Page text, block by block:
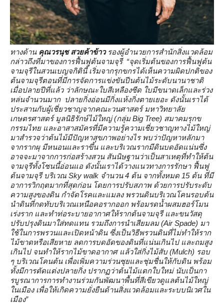
ทางด้านคุณวรนุช สวยค้าข้าวรองผู้อำนวยการสำนักสิ่งแวดล้อม
กล่าวถึงที่มาของการฟื้นฟูต้นจามจุรี “จุดเริ่มต้นของการฟื้นฟูต้น
จามจุรีในสวนเบญจกิตินี้ เริ่มจากรุกขกรได้เห็นความผิดปกติของ
ต้นจามจุรีตอนที่มีการจัดการแข่งขันปีนต้นไม้ระดับนานาชาติ
เมื่อปลายปีที่แล้ว ว่าลักษณะใบสีเหลืองซีด ใบมีขนาดเล็กและร่วง
หล่นจำนวนมาก ปลายกิ่งอ่อนมีกิ่งแห้งกิ่งตายเยอะ ดังนั้นเราได้
ประสานกับผู้เชี่ยวชาญจากคณะวนศาสตร์ มหาวิทยาลัย
เกษตรศาสตร์ มูลนิธิรักษ์ไม้ใหญ่ (กลุ่มBig Tree) สมาคมรุกข
กรรมไทย และอาสาสมัครที่มีความรู้ความเชี่ยวชาญทางไม้ใหญ่
มาสำรวจว่าต้นไม้มีปัญหาสุขภาพอย่างไร พบว่าปัญหาหลักมา
จากรากผุ มีหนอนและราขึ้น และบริเวณรากมีดินบดอัดแน่นซึ่ง
อาจจะมาจากการก่อสร้างสวน สันนิษฐานว่าเป็นสาเหตุที่ทำให้ต้น
จามจุรีทั้งโซนนี้อ่อนแอ ดังนั้นเราได้วางแนวทางการรักษา ฟื้นฟู
ต้นจามจุรี บริเวณ Sky walk จำนวน 4 ต้น จากทั้งหมด 15 ต้น ที่มี
อาการวิกฤตมากที่สุดก่อน โดยการปรับสภาพ ด้วยการปรับระดับ
ความสูงของดิน กำจัดโรคและแมลง พรวนดินบริเวณโคนรอบต้น
นำดินที่กดทับบริเวณเหนือคอรากออก พร้อมรดน้ำผสมฮอร์โมน
เร่งราก และทำท่อระบายอากาศให้รากต้นจามจุรี และขนวัสดุ
ปรับปรุงดินมาใส่ทดแทน รวมถึงการนำเสียมลม (Air Spade) มา
ใช้ในการพรวนและเปิดหน้าดิน ซึ่งเป็นวิธีพรวนดินที่ไม่ทำให้ราก
ไม้ขาดหรือเสียหาย ลดการบดอัดของดินที่แน่นเกินไป และถมสูง
เกินไป จนทำให้รากไม้ขาดอากาศ แล้วใส่กิ่งไม้สับ (Mulch) รอบ
ๆ บริเวณโคนต้น เพื่อเพิ่มความร่วนซุยและชุ่มชื่นให้กับดิน พร้อม
ทั้งมีการตัดแต่งปลายกิ่ง ปรากฏว่าต้นไม้แตกใบใหม่ นับเป็นกา
รบูรณาการการทำงานร่วมกันพัฒนาพื้นที่สีเขียวดูแลต้นไม้ใหญ่
ในเมือง เพื่อให้เกิดความยั่งยืนด้านสิ่งแวดล้อมและระบบนิเวศใน
เมือง”